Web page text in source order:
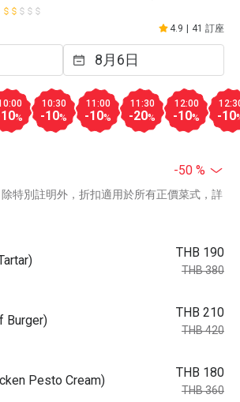
4.9 41 訂座
%
10:30
-10%
11:00
-10%
11:30
-20%
12:00
-10% -10
-50 %
特別註明外，折扣適用於所有正價菜式，詳
THB 190
THB 380
Burger)
THB 210
THB 420
Pesto Cream)
THB 180
THB 360